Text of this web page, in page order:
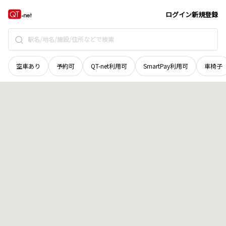
ログイン新規登録
空車あり 予約可 QT-net利用可 SmartPay利用可 車椅子
京都府